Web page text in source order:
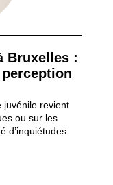
Bruxelles :
juvénile revient
ou sur les
d’inquiétudes
? La